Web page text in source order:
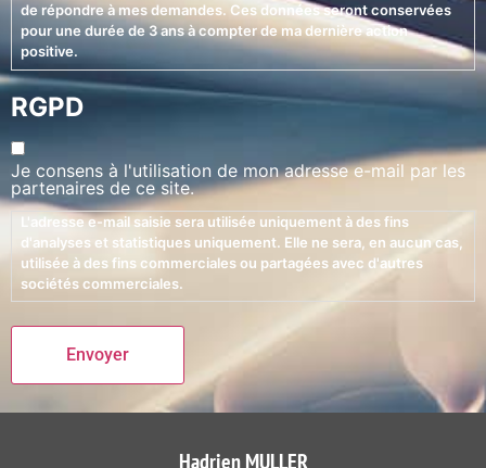
de répondre à mes demandes. Ces données seront conservées
pour une durée de 3 ans à compter de ma dernière action
positive.
RGPD
Je consens à l'utilisation de mon adresse e-mail par les
partenaires de ce site.
L'adresse e-mail saisie sera utilisée uniquement à des fins
d'analyses et statistiques uniquement. Elle ne sera, en aucun cas,
utilisée à des fins commerciales ou partagées avec d'autres
sociétés commerciales.
Alternative:
Hadrien MULLER​